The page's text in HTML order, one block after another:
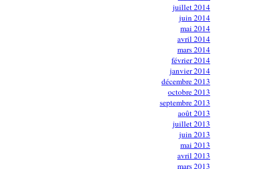
juillet 2014
juin 2014
mai 2014
avril 2014
mars 2014
février 2014
janvier 2014
décembre 2013
octobre 2013
septembre 2013
août 2013
juillet 2013
juin 2013
mai 2013
avril 2013
mars 2013